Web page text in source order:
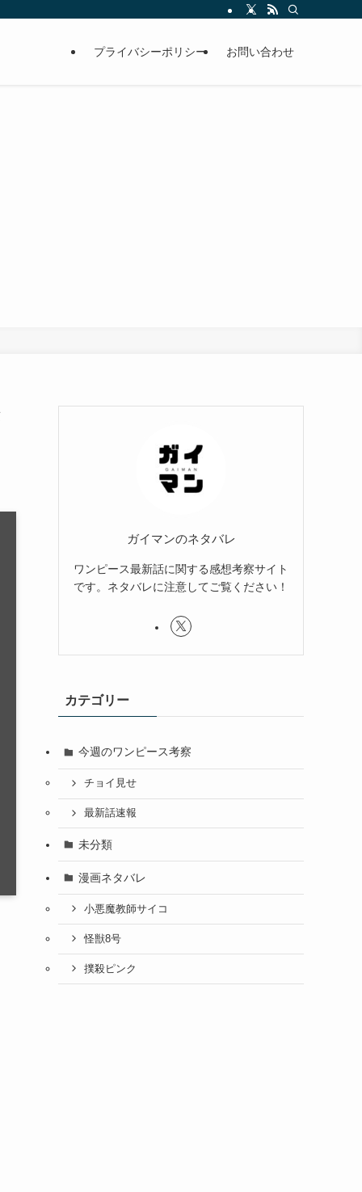
プライバシーポリシー お問い合わせ
ガイマンのネタバレ
ワンピース最新話に関する感想考察サイト
です。ネタバレに注意してご覧ください！
カテゴリー
今週のワンピース考察
チョイ見せ
最新話速報
未分類
漫画ネタバレ
小悪魔教師サイコ
怪獣8号
撲殺ピンク